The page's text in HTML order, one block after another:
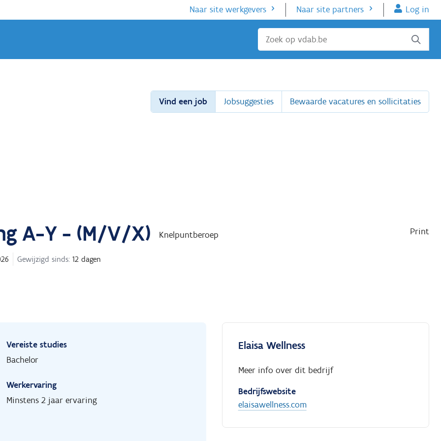
Naar site werkgevers Naar site partners Log in
Sluiten
Vind een job Jobsuggesties Bewaarde vacatures en sollicitaties
A-Y - (M/V/X) Knelpuntberoep Print
Gewijzigd sinds: 12 dagen
Vereiste studies
Bachelor
Werkervaring
Minstens 2 jaar ervaring
Elaisa Wellness
Meer info over dit bedrijf
Bedrijfswebsite
elaisawellness.com